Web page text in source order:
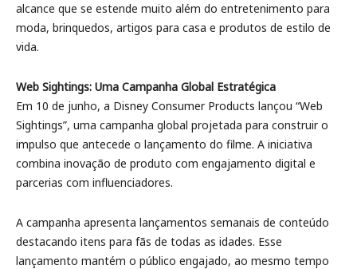
alcance que se estende muito além do entretenimento para
moda, brinquedos, artigos para casa e produtos de estilo de
vida.
Web Sightings: Uma Campanha Global Estratégica
Em 10 de junho, a Disney Consumer Products lançou “Web
Sightings”, uma campanha global projetada para construir o
impulso que antecede o lançamento do filme. A iniciativa
combina inovação de produto com engajamento digital e
parcerias com influenciadores.
A campanha apresenta lançamentos semanais de conteúdo
destacando itens para fãs de todas as idades. Esse
lançamento mantém o público engajado, ao mesmo tempo